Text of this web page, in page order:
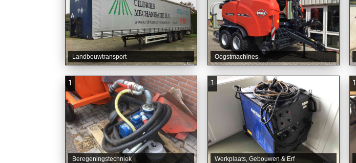
Landbouwtransport Oogstmachines
1
Beregeningstechniek
1
Werkplaats, Gebouwen & Erf
1